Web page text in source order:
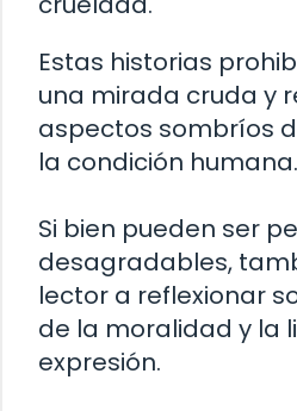
Estas historias
una mirada cruda y
aspectos sombríos
la condición humana.
Si bien pueden ser
desagradables,
lector a reflexionar
de la moralidad y la
expresión.